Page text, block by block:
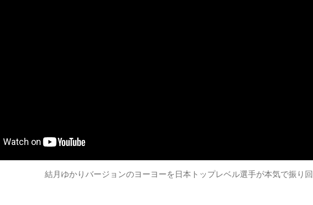
結月ゆかりバージョンのヨーヨーを日本トップレベル選手が本気で振り